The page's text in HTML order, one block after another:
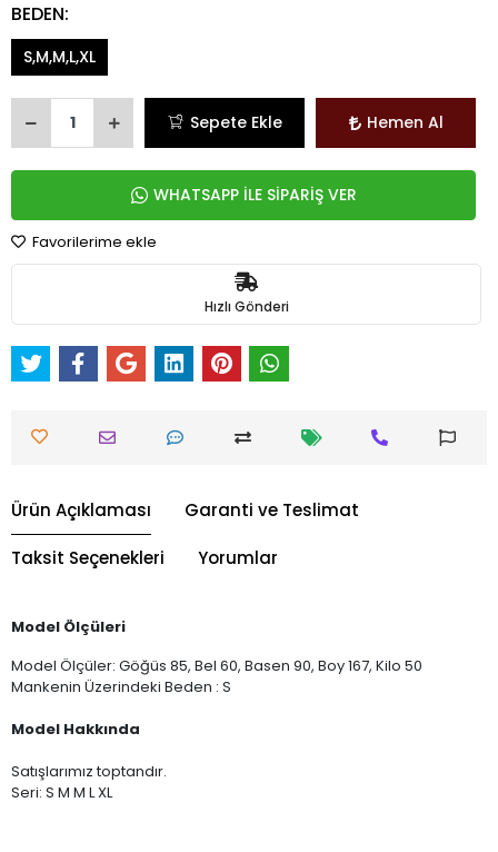
BEDEN:
S,M,M,L,XL
Sepete Ekle Hemen Al
WHATSAPP İLE SİPARİŞ VER
Favorilerime ekle
Hızlı Gönderi
Ürün Açıklaması Garanti ve Teslimat
Taksit Seçenekleri Yorumlar
Model Ölçüleri
Model Ölçüler: Göğüs 85, Bel 60, Basen 90, Boy 167, Kilo 50
Mankenin Üzerindeki Beden : S
Model Hakkında
Satışlarımız toptandır.
Seri: S M M L XL